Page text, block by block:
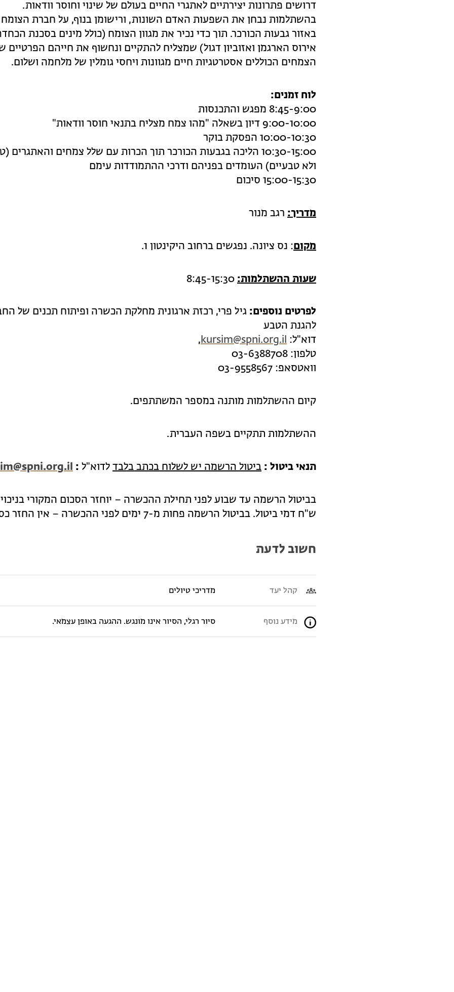
דרושים פתרונות יצירתיים לאתגרי החיים בעולם של שינוי וחוסר וודאות.
בהשתלמות נבחן את השפעות האדם השונות, ורישומן בנוף, על חברת הצומח
באזור גבעות הכורכר. תוך כדי נכיר את מגוון הצומח (כולל מינים בסכנת
אירוס הארגמן ואזוביון דגול) שמצליח להתקיים ונחשוף את חייהם הפרטיים
הצמחים הכוללים אסטרטגיות חיים מגוונות ויחסי גומלין של מלחמה ושלום.
לוח זמנים:
8:45-9:00 מפגש והתכנסות
9:00-10:00 דיון בשאלה "מהו צמח מצליח בתנאי חוסר וודאות"
10:00-10:30 הפסקת בוקר
10:30-15:00 הליכה בגבעות הכורכר תוך הכרות עם שלל צמחים והאתגרים
ולא טבעיים) העומדים בפניהם ודרכי ההתמודדות עימם
15:00-15:30 סיכום
מדריך: רגב מנור
מקום: נס ציונה. נפגשים ברחוב היקינטון 1.
שעות ההשתלמות:
לפרטים נוספים: גיל פרי, רכזת ארגונית מחלקת הכשרה ופיתוח תכנים של
להגנת הטבע
דוא"ל: kursim@spni.org.il
,
טלפון: 03-6388708
וואטסאפ: 03-9558567
קיום ההשתלמות מותנה במספר המשתתפים.
ההשתלמות תתקיים בשפה העברית.
תנאי ביטול : ביטול הרשמה יש לשלוח בכתב בלבד לדוא"ל :
ש"ח דמי ביטול. בביטול הרשמה פחות מ-7 ימים לפני ההכשרה – אין החזר כספי.
חשוב לדעת
קהל יעד מדריכי טיולים
מידע נוסף סיור רגלי, הסיור אינו מונגש. ההגעה באופן עצמאי.